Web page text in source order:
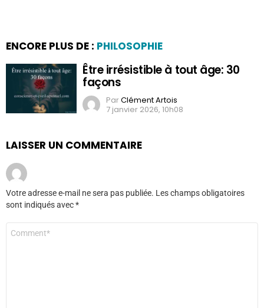
ENCORE PLUS DE : PHILOSOPHIE
Être irrésistible à tout âge: 30
façons
ParClément Artois
7 janvier 2026, 10h08
LAISSER UN COMMENTAIRE
Votre adresse e-mail ne sera pas publiée. Les champs obligatoires
sont indiqués avec*
Commentaire